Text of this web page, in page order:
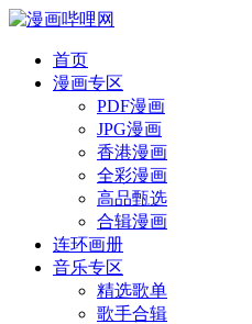
首页
漫画专区
PDF漫画
JPG漫画
香港漫画
全彩漫画
高品甄选
合辑漫画
连环画册
音乐专区
精选歌单
歌手合辑